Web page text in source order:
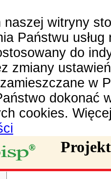
naszej witryny
Państwu
do
zmiany
w
dokonać
cookies.